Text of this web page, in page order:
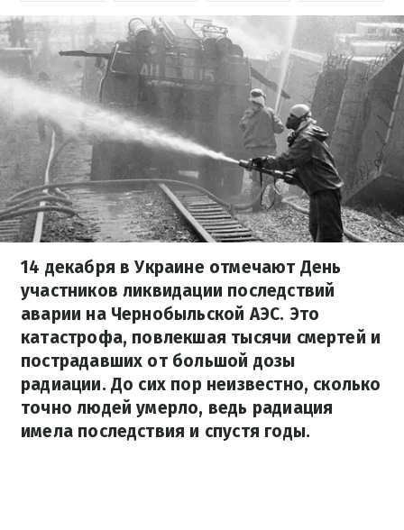
14 декабря в Украине отмечают День
участников ликвидации последствий
аварии на Чернобыльской АЭС. Это
катастрофа, повлекшая тысячи смертей и
пострадавших от большой дозы
радиации. До сих пор неизвестно, сколько
точно людей умерло, ведь радиация
имела последствия и спустя годы.